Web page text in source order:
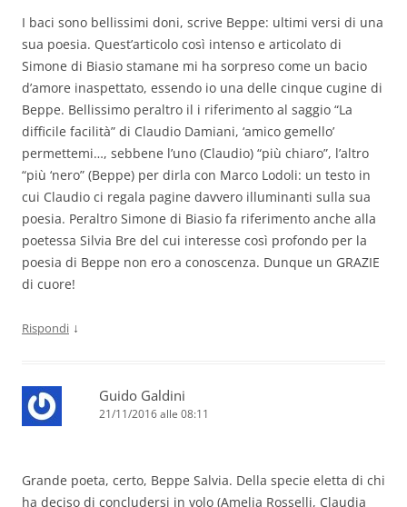
I baci sono bellissimi doni, scrive Beppe: ultimi versi di una
sua poesia. Quest’articolo così intenso e articolato di
Simone di Biasio stamane mi ha sorpreso come un bacio
d’amore inaspettato, essendo io una delle cinque cugine di
Beppe. Bellissimo peraltro il i riferimento al saggio “La
difficile facilità” di Claudio Damiani, ‘amico gemello’
permettemi…, sebbene l’uno (Claudio) “più chiaro”, l’altro
“più ‘nero” (Beppe) per dirla con Marco Lodoli: un testo in
cui Claudio ci regala pagine davvero illuminanti sulla sua
poesia. Peraltro Simone di Biasio fa riferimento anche alla
poetessa Silvia Bre del cui interesse così profondo per la
poesia di Beppe non ero a conoscenza. Dunque un GRAZIE
di cuore!
Rispondi ↓
Guido Galdini
21/11/2016 alle 08:11
Grande poeta, certo, Beppe Salvia. Della specie eletta di chi
ha deciso di concludersi in volo (Amelia Rosselli, Claudia